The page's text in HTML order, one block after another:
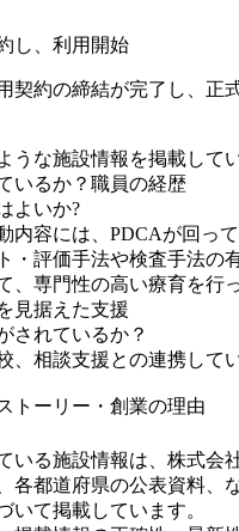
し、利用開始
契約の締結が完了し、正
うな施設情報を掲載して
いるか？職員の経歴
よいか?
内容には、PDCAが回っ
・評価手法や検査手法の
、専門性の高い療育を行
見据えた支援
されているか？
、相談支援との連携して
トーリー・創業の理由
いる施設情報は、株式会
各都道府県の公表資料、
いて掲載しています。